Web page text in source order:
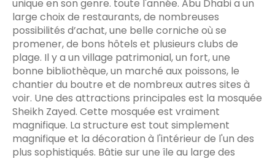
unique en son genre. toute l'année. Abu Dhabi a un
large choix de restaurants, de nombreuses
possibilités d’achat, une belle corniche où se
promener, de bons hôtels et plusieurs clubs de
plage. Il y a un village patrimonial, un fort, une
bonne bibliothèque, un marché aux poissons, le
chantier du boutre et de nombreux autres sites à
voir. Une des attractions principales est la mosquée
Sheikh Zayed. Cette mosquée est vraiment
magnifique. La structure est tout simplement
magnifique et la décoration à l'intérieur de l'un des
plus sophistiqués. Bâtie sur une île au large des